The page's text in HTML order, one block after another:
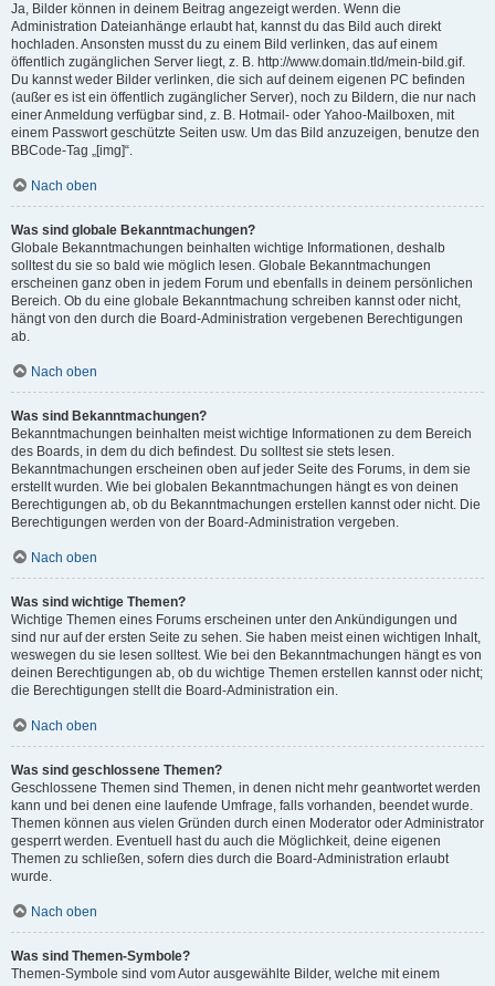
Ja, Bilder können in deinem Beitrag angezeigt werden. Wenn die
Administration Dateianhänge erlaubt hat, kannst du das Bild auch direkt
hochladen. Ansonsten musst du zu einem Bild verlinken, das auf einem
öffentlich zugänglichen Server liegt, z. B. http://www.domain.tld/mein-bild.gif.
Du kannst weder Bilder verlinken, die sich auf deinem eigenen PC befinden
(außer es ist ein öffentlich zugänglicher Server), noch zu Bildern, die nur nach
einer Anmeldung verfügbar sind, z. B. Hotmail- oder Yahoo-Mailboxen, mit
einem Passwort geschützte Seiten usw. Um das Bild anzuzeigen, benutze den
BBCode-Tag „[img]“.
Nach oben
Was sind globale Bekanntmachungen?
Globale Bekanntmachungen beinhalten wichtige Informationen, deshalb
solltest du sie so bald wie möglich lesen. Globale Bekanntmachungen
erscheinen ganz oben in jedem Forum und ebenfalls in deinem persönlichen
Bereich. Ob du eine globale Bekanntmachung schreiben kannst oder nicht,
hängt von den durch die Board-Administration vergebenen Berechtigungen
ab.
Nach oben
Was sind Bekanntmachungen?
Bekanntmachungen beinhalten meist wichtige Informationen zu dem Bereich
des Boards, in dem du dich befindest. Du solltest sie stets lesen.
Bekanntmachungen erscheinen oben auf jeder Seite des Forums, in dem sie
erstellt wurden. Wie bei globalen Bekanntmachungen hängt es von deinen
Berechtigungen ab, ob du Bekanntmachungen erstellen kannst oder nicht. Die
Berechtigungen werden von der Board-Administration vergeben.
Nach oben
Was sind wichtige Themen?
Wichtige Themen eines Forums erscheinen unter den Ankündigungen und
sind nur auf der ersten Seite zu sehen. Sie haben meist einen wichtigen Inhalt,
weswegen du sie lesen solltest. Wie bei den Bekanntmachungen hängt es von
deinen Berechtigungen ab, ob du wichtige Themen erstellen kannst oder nicht;
die Berechtigungen stellt die Board-Administration ein.
Nach oben
Was sind geschlossene Themen?
Geschlossene Themen sind Themen, in denen nicht mehr geantwortet werden
kann und bei denen eine laufende Umfrage, falls vorhanden, beendet wurde.
Themen können aus vielen Gründen durch einen Moderator oder Administrator
gesperrt werden. Eventuell hast du auch die Möglichkeit, deine eigenen
Themen zu schließen, sofern dies durch die Board-Administration erlaubt
wurde.
Nach oben
Was sind Themen-Symbole?
Themen-Symbole sind vom Autor ausgewählte Bilder, welche mit einem